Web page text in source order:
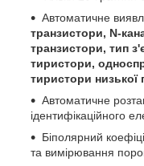
Автоматичне
транзистори, N-
транзистори, тип
тиристори,
тиристори низької
Автоматичне
ідентифікаційного
Біполярний
та вимірювання